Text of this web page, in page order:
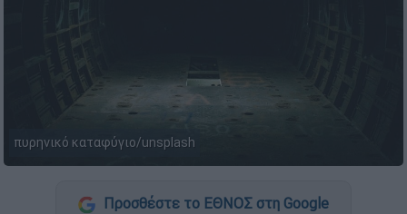
πυρηνικό καταφύγιο/unsplash
Προσθέστε το ΕΘΝΟΣ στη Google